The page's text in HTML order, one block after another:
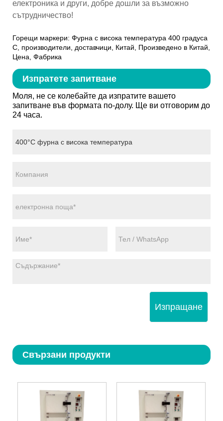
електроника и други, добре дошли за възможно
сътрудничество!
Горещи маркери: Фурна с висока температура 400 градуса
C, производители, доставчици, Китай, Произведено в Китай,
Цена, Фабрика
Изпратете запитване
Моля, не се колебайте да изпратите вашето
запитване във формата по-долу. Ще ви отговорим до
24 часа.
Изпращане
Свързани продукти